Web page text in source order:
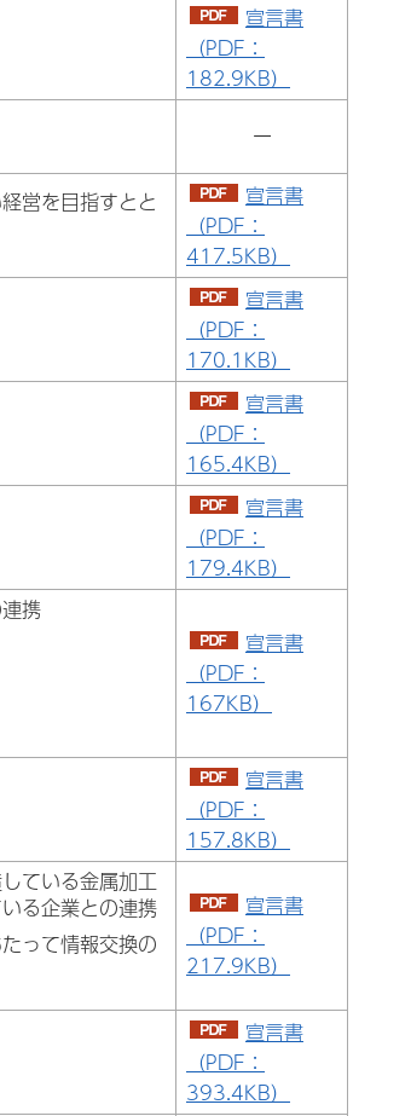
宣言書
（PDF：
182.9KB）
ー
営を目指すとと
宣言書
（PDF：
417.5KB）
宣言書
（PDF：
170.1KB）
宣言書
（PDF：
165.4KB）
宣言書
（PDF：
179.4KB）
携
宣言書
（PDF：
167KB）
宣言書
（PDF：
157.8KB）
ている金属加工
る企業との連携
って情報交換の
宣言書
（PDF：
217.9KB）
宣言書
（PDF：
393.4KB）